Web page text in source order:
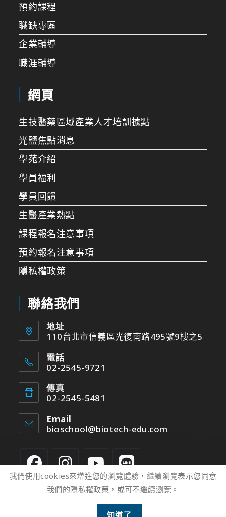
預約課程
職缺專區
企業輔導
職涯輔導
網頁
生技醫藥區域產業人才培訓據點
光鹽焦點消息
學苑介紹
學員福利
學員回饋
生醫產業熱點
課程報名注意事項
預約報名注意事項
隱私權政策
聯絡我們
地址
110台北市信義區光復南路495號9樓之5
電話
02-2545-9721
傳真
02-2545-5481
Email
bioschool@biotech-edu.com
我們使用cookies來增進您的瀏覽體驗，繼續瀏覽表示您同意
我們的隱私權政策，或可不繼續瀏覽。
知道了